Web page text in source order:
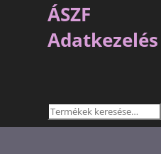
ÁSZF
Adatkezelés
Keresés
a